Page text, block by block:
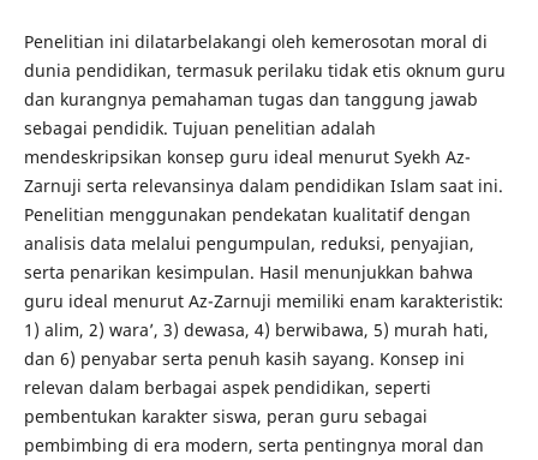
Penelitian ini dilatarbelakangi oleh kemerosotan moral di
dunia pendidikan, termasuk perilaku tidak etis oknum guru
dan kurangnya pemahaman tugas dan tanggung jawab
sebagai pendidik. Tujuan penelitian adalah
mendeskripsikan konsep guru ideal menurut Syekh Az-
Zarnuji serta relevansinya dalam pendidikan Islam saat ini.
Penelitian menggunakan pendekatan kualitatif dengan
analisis data melalui pengumpulan, reduksi, penyajian,
serta penarikan kesimpulan. Hasil menunjukkan bahwa
guru ideal menurut Az-Zarnuji memiliki enam karakteristik:
1) alim, 2) wara’, 3) dewasa, 4) berwibawa, 5) murah hati,
dan 6) penyabar serta penuh kasih sayang. Konsep ini
relevan dalam berbagai aspek pendidikan, seperti
pembentukan karakter siswa, peran guru sebagai
pembimbing di era modern, serta pentingnya moral dan